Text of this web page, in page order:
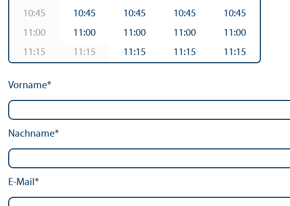
10:45
11:00
11:15
10:45
11:00
11:15
10:45
11:00
11:15
10:45
11:00
11:15
10:45
11:00
11:15
Vorname*
Nachname*
E-Mail*